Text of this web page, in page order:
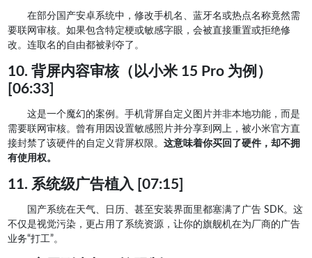
在部分国产安卓系统中，修改手机名、蓝牙名或热点名称竟然需
要联网审核。如果包含特定梗或敏感字眼，会被直接重置或拒绝修
改。连取名的自由都被剥夺了。
10. 背屏内容审核（以小米 15 Pro 为例）
[06:33]
这是一个魔幻的案例。手机背屏自定义图片并非本地功能，而是
需要联网审核。曾有用因设置敏感照片并分享到网上，被小米官方直
接封禁了该硬件的自定义背屏权限。 这意味着你买回了硬件，却不拥
有使用权。
11. 系统级广告植入 [07:15]
国产系统在天气、日历、甚至安装界面里都塞满了广告 SDK。这
不仅是视觉污染，更占用了系统资源，让你的旗舰机在为厂商的广告
业务“打工”。